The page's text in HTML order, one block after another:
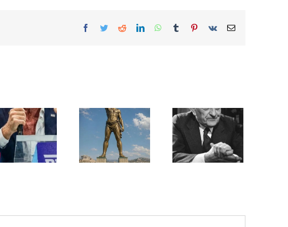
Facebook
TwitterRedditLinkedInWhatsApp
Tumblr Pinterest
Vk Email
Ile de Rhodes ;
un foyer juif
déserté
Une lettre
inédite de
Malraux sur
l’État d’Israël |
PAR « LA REGLE